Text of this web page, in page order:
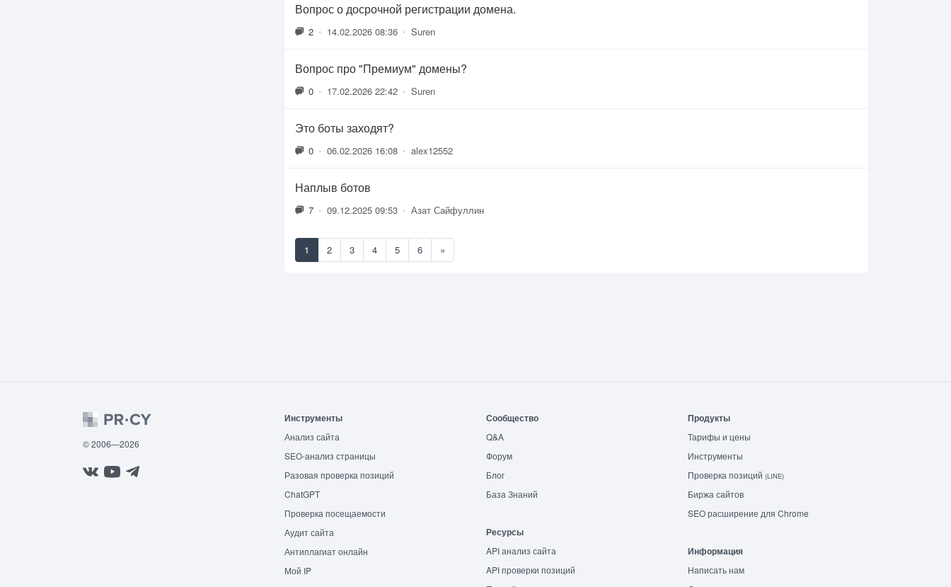
Вопрос о досрочной регистрации домена.
2 • 14.02.2026 08:36 • Suren
Вопрос про "Премиум" домены?
0 • 17.02.2026 22:42 • Suren
Это боты заходят?
0 • 06.02.2026 16:08 • alex12552
Наплыв ботов
7 • 09.12.2025 09:53 • Азат Сайфуллин
1 2 3 4 5 6 »
© 2006—2026
Инструменты
Анализ сайта
SEO-анализ страницы
Разовая проверка позиций
ChatGPT
Проверка посещаемости
Аудит сайта
Антиплагиат онлайн
Мой IP
Сообщество
Q&A
Форум
Блог
База Знаний
Ресурсы
API анализ сайта
API проверки позиций
Продукты
Тарифы и цены
Инструменты
Проверка позиций (LINE)
Биржа сайтов
SEO расширение для Chrome
Информация
Написать нам